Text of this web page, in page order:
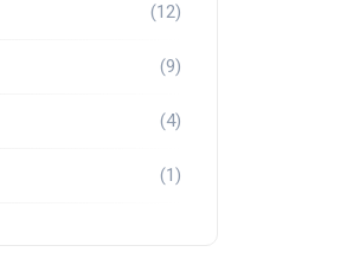
(12)
(9)
(4)
(1)